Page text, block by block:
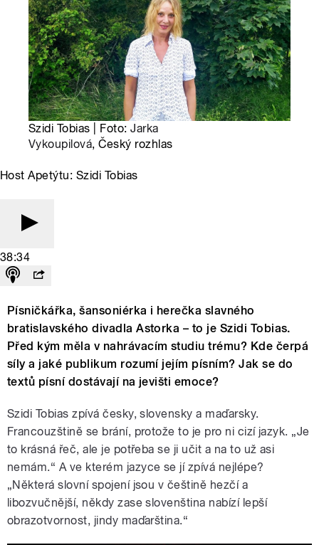
Szidi Tobias | Foto:Jarka
Vykoupilová, Český rozhlas
Host Apetýtu: Szidi Tobias
38:34
Písničkářka, šansoniérka i herečka slavného
bratislavského divadla Astorka – to je Szidi Tobias.
Před kým měla v nahrávacím studiu trému? Kde čerpá
síly a jaké publikum rozumí jejím písním? Jak se do
textů písní dostávají na jevišti emoce?
Szidi Tobias zpívá česky, slovensky a maďarsky.
Francouzštině se brání, protože to je pro ni cizí jazyk. „Je
to krásná řeč, ale je potřeba se ji učit a na to už asi
nemám.“ A ve kterém jazyce se jí zpívá nejlépe?
„Některá slovní spojení jsou v češtině hezčí a
libozvučnější, někdy zase slovenština nabízí lepší
obrazotvornost, jindy maďarština.“